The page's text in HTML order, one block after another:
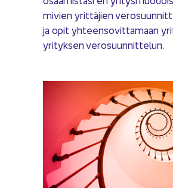
mi­vien yrit­tä­jien
ja opit yh­teen­so­vit­ta­maan
yri­tyk­sen ve­ro­suun­nit­te­lun.